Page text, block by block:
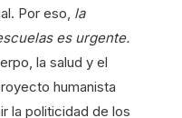
Por eso, la
es urgente.
la salud y el
humanista
la politicidad de los